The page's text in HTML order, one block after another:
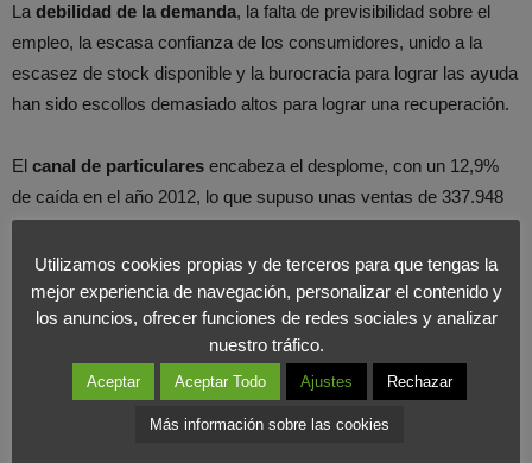
La debilidad de la demanda, la falta de previsibilidad sobre el
empleo, la escasa confianza de los consumidores, unido a la
escasez de stock disponible y la burocracia para lograr las ayuda
han sido escollos demasiado altos para lograr una recuperación.
El canal de particulares encabeza el desplome, con un 12,9%
de caída en el año 2012, lo que supuso unas ventas de 337.948
unidades. El canal de empresas también se ha visto reducido en
gran cuantía, 19,4%, dejando las ventas en 224.980 unidades. En
España 7 de cada 10 coches que se venden son diesely
Volkswagencerró el año como líder de ventas, por delante de
Peugeot, Seat, Renault y Citroën.
Utilizamos cookies propias y de terceros para que tengas la
mejor experiencia de navegación, personalizar el contenido y
los anuncios, ofrecer funciones de redes sociales y analizar
nuestro tráfico.
Aceptar Aceptar Todo Ajustes Rechazar
Más información sobre las cookies